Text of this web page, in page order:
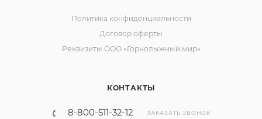
КОНТАКТЫ
8-800-511-32-12 ЗАКАЗАТЬ ЗВОНОК
Политика конфиденциальности
Договор оферты
Реквизиты ООО «Горнолыжный мир»